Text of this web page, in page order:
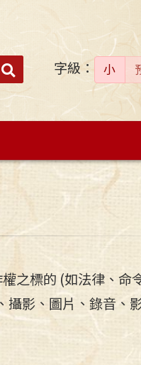
搜
尋：
送出 字級： 小
之標的 (如法律、命
攝影、圖片、錄音、